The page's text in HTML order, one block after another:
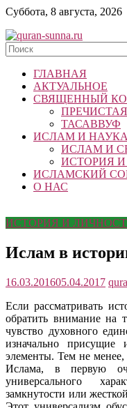
Skip
content
Суббота, 8 августа, 2026
quran-
sunna.ru
«Центр
исследований
Республики
Татарстан
ГЛАВНАЯ
АКТУАЛЬНОЕ
СВЯЩЕННЫЙ
ТАСАВВУФ
ИСЛАМ И НАУКА
ИСЛАМ И
ИСТОРИЯ
ИСЛАМСКИЙ
О НАС
ИСТОРИЯ И
Ислам в
16.03.201605.04.2017
Если рассматривать
обратить внимание на
чувство духовного
изначально присущие
элементы. Тем не менее,
Ислама, в первую
универсального
замкнутости или